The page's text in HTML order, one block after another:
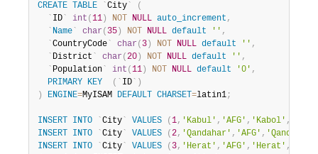
CREATE
TABLE `City `
(
` ID ` int ( 11 ) NOT NULL auto_increment ,
` Name ` char ( 35 ) NOT NULL default '' ,
`CountryCode ` char ( 3 ) NOT NULL default '' ,
` District ` char ( 20 ) NOT NULL default '' ,
` Population ` int ( 11 ) NOT NULL default '0' ,
PRIMARY KEY ( ` ID ` )
)
ENGINE=MyISAM DEFAULT CHARSET=latin1;
INSERT INTO `City ` VALUES ( 1, 'Kabul' , 'AFG' , 'Kabol' ,
INSERT
INTO `City ` VALUES ( 2, 'Qandahar' , 'AFG' , 'Qandahar'
INSERT
INTO `City ` VALUES ( 3, 'Herat' , 'AFG' , 'Herat' ,